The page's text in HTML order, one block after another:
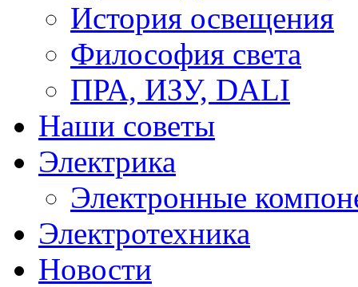
История освещения
Философия света
ПРА, ИЗУ, DALI
Наши советы
Электрика
Электронные
Электротехника
Новости